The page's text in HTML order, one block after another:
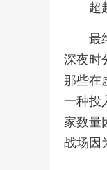
超
最
深夜时
那些在
一种投
家数量
战场因